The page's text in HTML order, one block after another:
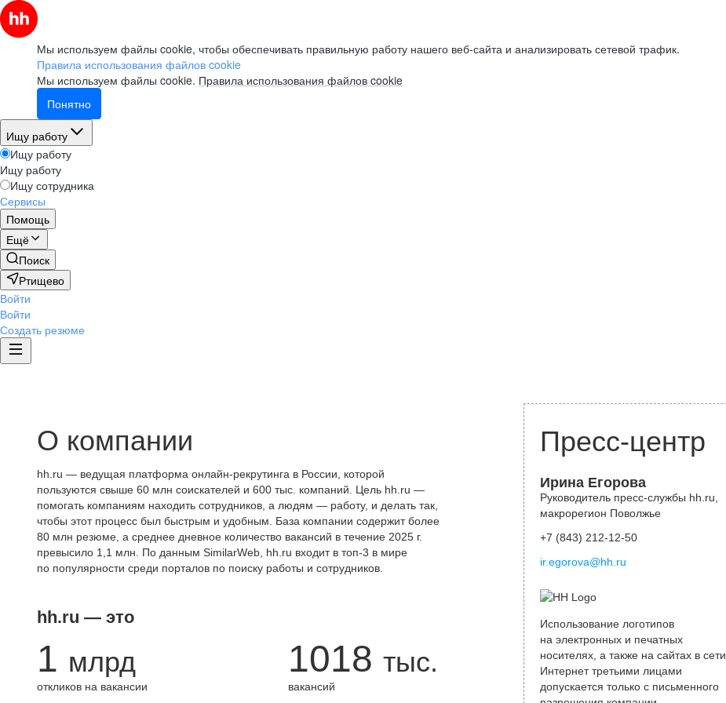
Мы используем файлы cookie, чтобы обеспечивать правильную работу нашего веб-сайта и анализировать сетевой трафик.
Правила использования файлов cookie
Мы используем файлы cookie. Правила использования файлов cookie
Понятно
Ищу работу
Ищу работу
Ищу работу
Ищу сотрудника
Сервисы
Помощь
Ещё
Поиск
Ртищево
Войти
Войти
Создать резюме
О компании
hh.ru — ведущая платформа онлайн-рекрутинга в России, которой
пользуются свыше 60 млн соискателей и 600 тыс. компаний. Цель hh.ru —
помогать компаниям находить сотрудников, а людям — работу, и делать так,
чтобы этот процесс был быстрым и удобным. База компании содержит более
80 млн резюме, а среднее дневное количество вакансий в течение 2025 г.
превысило 1,1 млн. По данным SimilarWeb, hh.ru входит в топ-3 в мире
по популярности среди порталов по поиску работы и сотрудников.
hh.ru — это
1 млрд
откликов на вакансии
1018 тыс.
вакансий
Пресс-центр
Ирина Егорова
Руководитель пресс-службы hh.ru,
макрорегион Поволжье
+7 (843) 212-12-50
ir.egorova@hh.ru
Использование логотипов
на электронных и печатных
носителях, а также на сайтах в сети
Интернет третьими лицами
допускается только с письменного